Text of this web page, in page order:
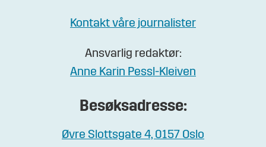
Kontakt våre journalister
Ansvarlig redaktør:
Anne Karin Pessl-Kleiven
Besøksadresse:
Øvre Slottsgate 4, 0157 Oslo